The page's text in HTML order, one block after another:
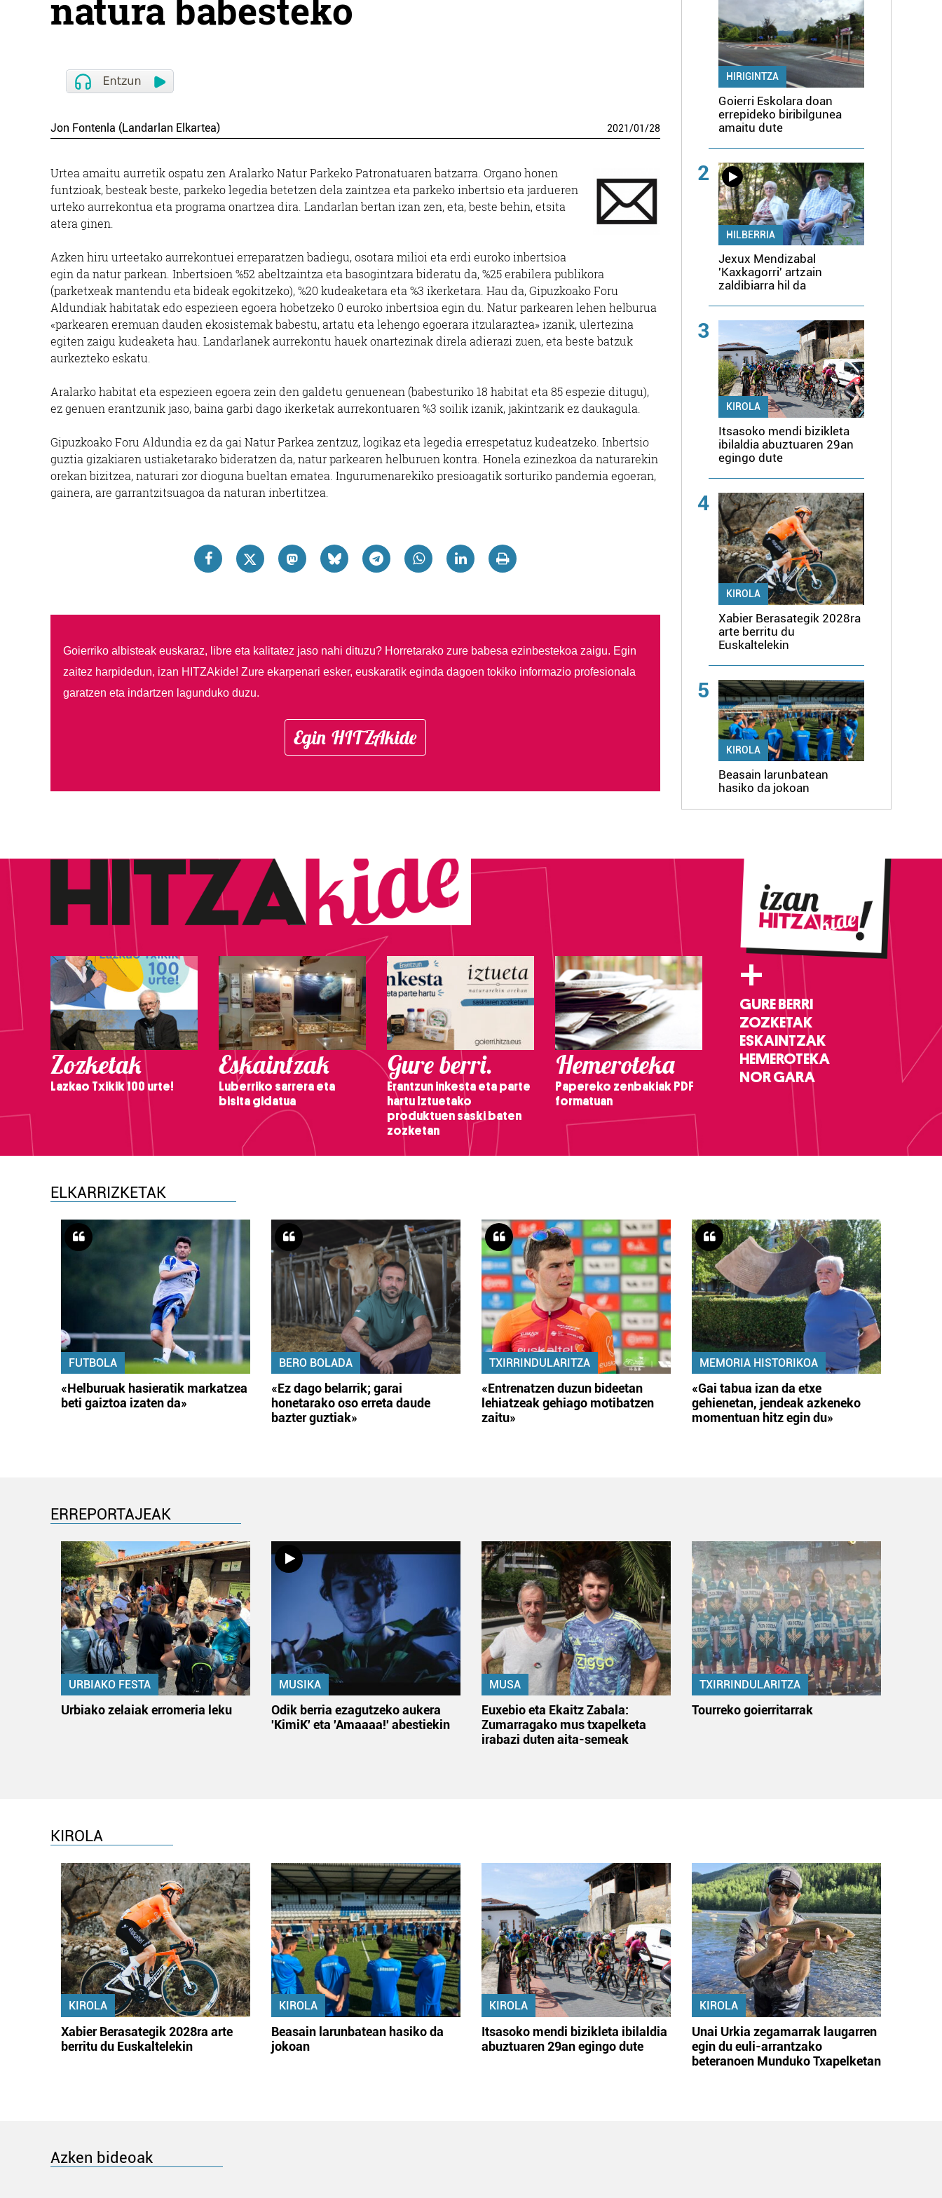
natura babesteko
Jon Fontenla (Landarlan Elkartea) 2021/01/28
Urtea amaitu aurretik ospatu zen Aralarko Natur Parkeko Patronatuaren batzarra. Organo honen
funtzioak, besteak beste, parkeko legedia betetzen dela zaintzea eta parkeko inbertsio eta jardueren
urteko aurrekontua eta programa onartzea dira. Landarlan bertan izan zen, eta, beste behin, etsita
atera ginen.
Azken hiru urteetako aurrekontuei erreparatzen badiegu, osotara milioi eta erdi euroko inbertsioa
egin da natur parkean. Inbertsioen %52 abeltzaintza eta basogintzara bideratu da, %25 erabilera publikora
(parketxeak mantendu eta bideak egokitzeko), %20 kudeaketara eta %3 ikerketara. Hau da, Gipuzkoako Foru
Aldundiak habitatak edo espezieen egoera hobetzeko 0 euroko inbertsioa egin du. Natur parkearen lehen helburua
«parkearen eremuan dauden ekosistemak babestu, artatu eta lehengo egoerara itzularaztea» izanik, ulertezina
egiten zaigu kudeaketa hau. Landarlanek aurrekontu hauek onartezinak direla adierazi zuen, eta beste batzuk
aurkezteko eskatu.
Aralarko habitat eta espezieen egoera zein den galdetu genuenean (babesturiko 18 habitat eta 85 espezie ditugu),
ez genuen erantzunik jaso, baina garbi dago ikerketak aurrekontuaren %3 soilik izanik, jakintzarik ez daukagula.
Gipuzkoako Foru Aldundia ez da gai Natur Parkea zentzuz, logikaz eta legedia errespetatuz kudeatzeko. Inbertsio
guztia gizakiaren ustiaketarako bideratzen da, natur parkearen helburuen kontra. Honela ezinezkoa da naturarekin
orekan bizitzea, naturari zor dioguna bueltan ematea. Ingurumenarekiko presioagatik sorturiko pandemia egoeran,
gainera, are garrantzitsuagoa da naturan inbertitzea.
Goierriko albisteak euskaraz, libre eta kalitatez jaso nahi dituzu? Horretarako zure babesa ezinbestekoa zaigu. Egin
zaitez harpidedun, izan HITZAkide! Zure ekarpenari esker, euskaratik eginda dagoen tokiko informazio profesionala
garatzen eta indartzen lagunduko duzu.
Egin HITZAkide
HIRIGINTZA
Goierri Eskolara doan
errepideko biribilgunea
amaitu dute
2
HILBERRIA
Jexux Mendizabal
'Kaxkagorri' artzain
zaldibiarra hil da
3
KIROLA
Itsasoko mendi bizikleta
ibilaldia abuztuaren 29an
egingo dute
4
KIROLA
Xabier Berasategik 2028ra
arte berritu du
Euskaltelekin
5
KIROLA
Beasain larunbatean
hasiko da jokoan
Zozketak
Lazkao Txikik 100 urte!
Eskaintzak
Luberriko sarrera eta
bisita gidatua
Gure berri.
Erantzun inkesta eta parte
hartu Iztuetako
produktuen saski baten
zozketan
Hemeroteka
Papereko zenbakiak PDF
formatuan
+
GURE BERRI
ZOZKETAK
ESKAINTZAK
HEMEROTEKA
NOR GARA
ELKARRIZKETAK
FUTBOLA
«Helburuak hasieratik markatzea
beti gaiztoa izaten da»
BERO BOLADA
«Ez dago belarrik; garai
honetarako oso erreta daude
bazter guztiak»
TXIRRINDULARITZA
«Entrenatzen duzun bideetan
lehiatzeak gehiago motibatzen
zaitu»
MEMORIA HISTORIKOA
«Gai tabua izan da etxe
gehienetan, jendeak azkeneko
momentuan hitz egin du»
ERREPORTAJEAK
URBIAKO FESTA
Urbiako zelaiak erromeria leku
MUSIKA
Odik berria ezagutzeko aukera
'KimiK' eta 'Amaaaa!' abestiekin
MUSA
Euxebio eta Ekaitz Zabala:
Zumarragako mus txapelketa
irabazi duten aita-semeak
TXIRRINDULARITZA
Tourreko goierritarrak
KIROLA
KIROLA
Xabier Berasategik 2028ra arte
berritu du Euskaltelekin
KIROLA
Beasain larunbatean hasiko da
jokoan
KIROLA
Itsasoko mendi bizikleta ibilaldia
abuztuaren 29an egingo dute
KIROLA
Unai Urkia zegamarrak laugarren
egin du euli-arrantzako
beteranoen Munduko Txapelketan
Azken bideoak